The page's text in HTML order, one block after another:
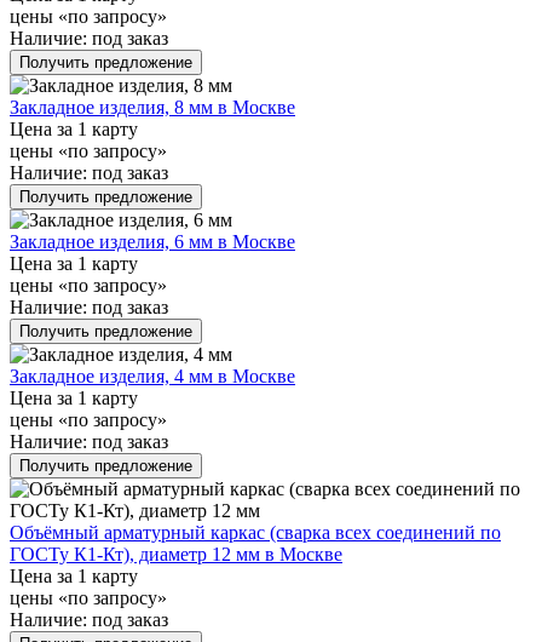
цены «по запросу»
Наличие: под заказ
Получить предложение
Закладное изделия, 8 мм в Москве
Цена за 1 карту
цены «по запросу»
Наличие: под заказ
Получить предложение
Закладное изделия, 6 мм в Москве
Цена за 1 карту
цены «по запросу»
Наличие: под заказ
Получить предложение
Закладное изделия, 4 мм в Москве
Цена за 1 карту
цены «по запросу»
Наличие: под заказ
Получить предложение
Объёмный арматурный каркас (сварка всех соединений по
ГОСТу К1-Кт), диаметр 12 мм в Москве
Цена за 1 карту
цены «по запросу»
Наличие: под заказ